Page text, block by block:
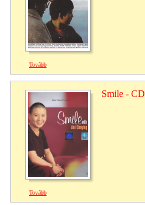
Tovább
Smile - CD
Tovább